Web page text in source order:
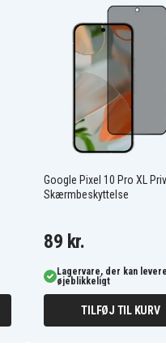
8038EG
7340055080385
Skærmbeskyttelse
Copter
Transparent
Google Pixel 10 Pro XL
Skærmbeskyttelse
89 kr.
Lagervare, der kan
øjeblikkeligt
TILFØJ TIL KURV